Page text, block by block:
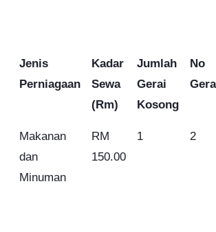
Jenis
Perniagaan
Kadar
Sewa
(Rm)
Jumlah
Gerai
Kosong
No
Makanan
dan
Minuman
RM
150.00
1 2